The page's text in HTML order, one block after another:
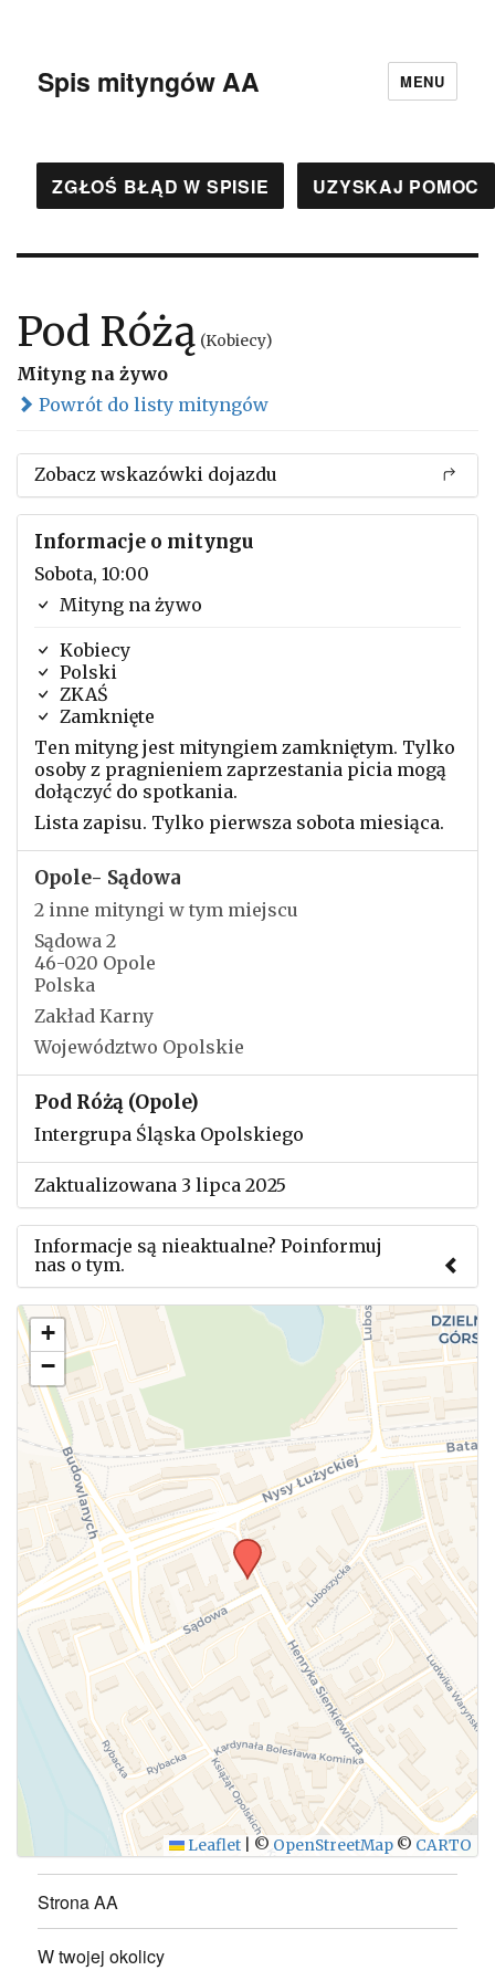
Spis mityngów AA MENU
ZGŁOŚ BŁĄD W SPISIE UZYSKAJ POMOC
Pod Różą (Kobiecy)
Mityng na żywo
Powrót do listy mityngów
Zobacz wskazówki dojazdu
Informacje o mityngu
Sobota, 10:00
Mityng na żywo
Kobiecy
Polski
ZKAŚ
Zamknięte
Ten mityng jest mityngiem zamkniętym. Tylko
osoby z pragnieniem zaprzestania picia mogą
dołączyć do spotkania.
Lista zapisu. Tylko pierwsza sobota miesiąca.
Opole- Sądowa
2 inne mityngi w tym miejscu
Sądowa 2
46-020 Opole
Polska
Zakład Karny
Województwo Opolskie
Pod Różą (Opole)
Intergrupa Śląska Opolskiego
Zaktualizowana 3 lipca 2025
Informacje są nieaktualne? Poinformuj
nas o tym.
Użyj tego formularza aby przesłać informację o
zmianach w powyższym mityngu.
WYŚLIJ
+
−
Leaflet © OpenStreetMap © CARTO
Strona AA
W twojej okolicy